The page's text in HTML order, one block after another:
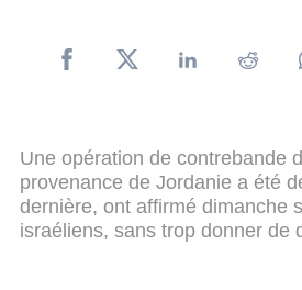
Une opération de contrebande
provenance de Jordanie a été
dernière, ont affirmé dimanche
israéliens, sans trop donner de